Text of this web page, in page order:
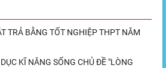
TRẢ BẰNG TỐT NGHIỆP THPT NĂM
KĨ NĂNG SỐNG CHỦ ĐỀ "LÒNG